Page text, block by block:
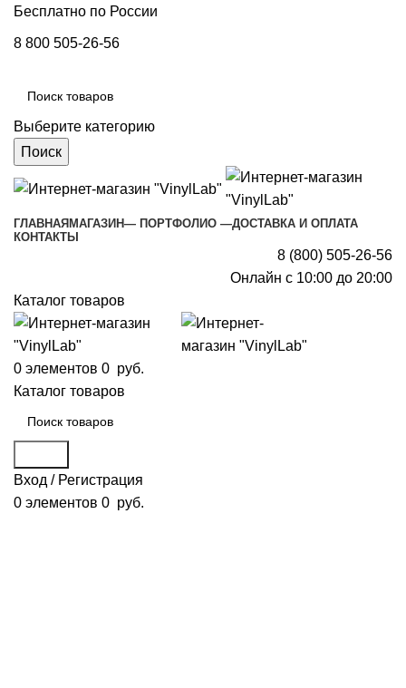
Бесплатно по России
8 800 505-26-56
Выберите категорию
Поиск
ГЛАВНАЯ МАГАЗИН— ПОРТФОЛИО —ДОСТАВКА И ОПЛАТА
КОНТАКТЫ
8 (800) 505-26-56
Онлайн с 10:00 до 20:00
Каталог товаров
0 элементов 0 руб.
Каталог товаров
Вход / Регистрация
0 элементов 0 руб.